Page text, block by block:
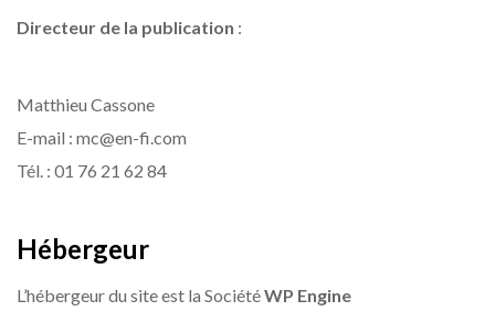
Directeur de la publication :
Matthieu Cassone
E-mail : mc@en-fi.com
Tél. : 01 76 21 62 84
Hébergeur
L’hébergeur du site est la SociétéWP Engine